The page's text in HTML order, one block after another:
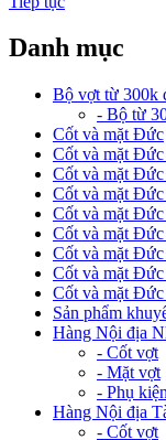
Danh mục
Bộ vợt từ 300k
- Bộ từ
Cốt và mặt Đức
Cốt và mặt
Cốt và mặt
Cốt và mặt
Cốt và mặt
Cốt và mặt
Cốt và mặt
Cốt và mặt
Cốt và mặt
Sản phẩm
Hàng Nội địa
- Cốt vợt
- Mặt vợt
- Phụ kiện
Hàng Nội địa
- Cốt vợt